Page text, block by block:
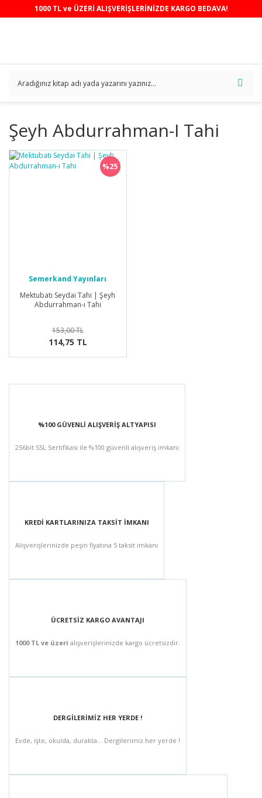
1000 TL ve ÜZERİ ALIŞVERİŞLERİNİZDE KARGO BEDAVA!
Şeyh Abdurrahman-I Tahi
%25
Semerkand Yayınları
Mektubatı Seydai Tahi | Şeyh
Abdurrahman-ı Tahi
153,00 TL
114,75 TL
%100 GÜVENLİ ALIŞVERİŞ ALTYAPISI
256bit SSL Sertifikası ile %100 güvenli alışveriş imkanı
KREDİ KARTLARINIZA TAKSİT İMKANI
Alışverişlerinizde peşin fiyatına 5 taksit imkanı
ÜCRETSİZ KARGO AVANTAJI
1000 TL ve üzeri alışverişlerinizde kargo ücretsizdir.
DERGİLERİMİZ HER YERDE !
Evde, işte, okulda, durakta... Dergilerimiz her yerde !